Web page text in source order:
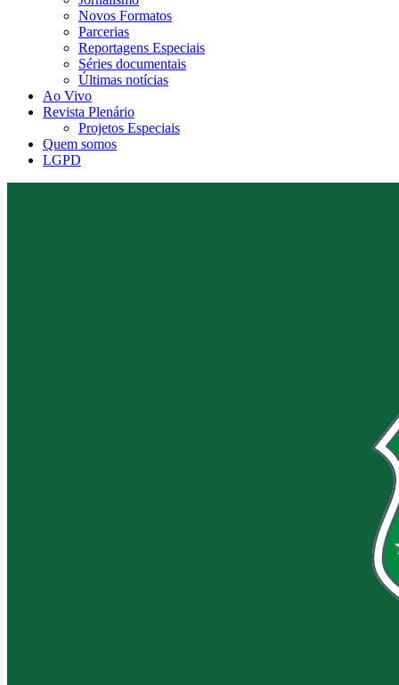
Novos Formatos
Parcerias
Reportagens Especiais
Séries documentais
Últimas notícias
Ao Vivo
Revista Plenário
Projetos Especiais
Quem somos
LGPD